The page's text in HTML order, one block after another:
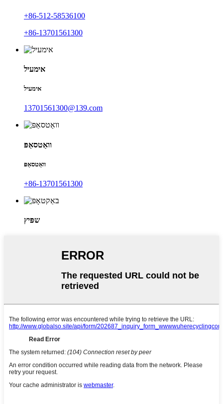
+86-512-58536100
+86-13701561300
אימעיל
אימעיל
13701561300@139.com
וואַטסאַפּ
וואַטסאַפּ
+86-13701561300
שפּיץ